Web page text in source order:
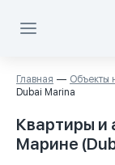
Главная Объекты
Dubai Marina
Квартиры и
Марине